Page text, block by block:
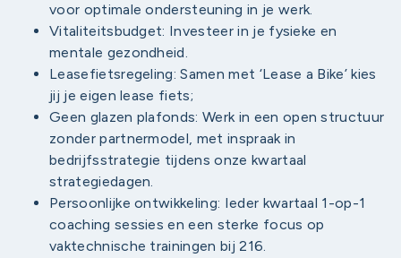
voor optimale ondersteuning in je werk.
Vitaliteitsbudget: Investeer in je fysieke en
mentale gezondheid.
Leasefietsregeling: Samen met ‘Lease a Bike’ kies
jij je eigen lease fiets;
Geen glazen plafonds: Werk in een open structuur
zonder partnermodel, met inspraak in
bedrijfsstrategie tijdens onze kwartaal
strategiedagen.
Persoonlijke ontwikkeling: Ieder kwartaal 1-op-1
coaching sessies en een sterke focus op
vaktechnische trainingen bij 216.